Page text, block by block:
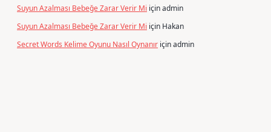
Suyun Azalması Bebeğe Zarar Verir Mi içinadmin
Suyun Azalması Bebeğe Zarar Verir Mi için Hakan
Secret Words Kelime Oyunu Nasıl Oynanır içinadmin